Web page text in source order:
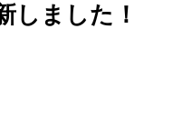
しました！